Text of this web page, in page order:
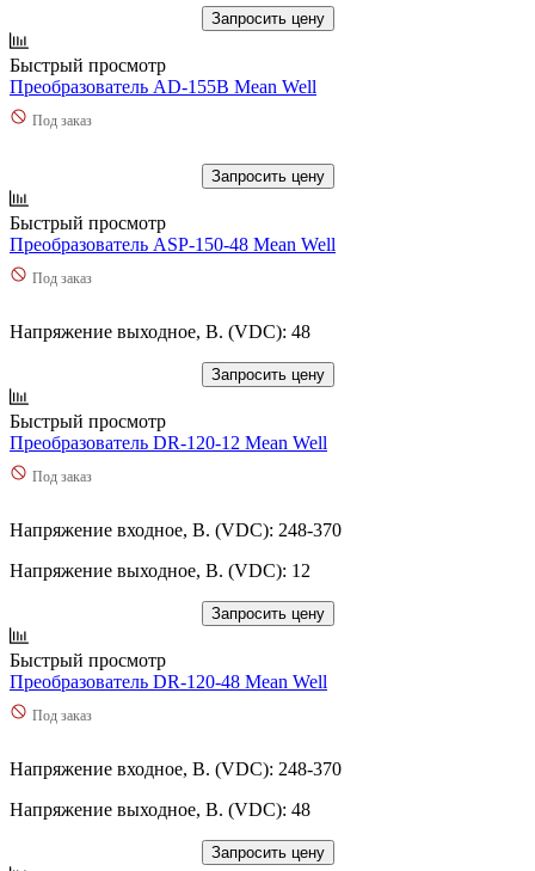
Запросить цену
Быстрый просмотр
Преобразователь AD-155B Mean Well
Под заказ
Запросить цену
Быстрый просмотр
Преобразователь ASP-150-48 Mean Well
Под заказ
Напряжение выходное, В. (VDC): 48
Запросить цену
Быстрый просмотр
Преобразователь DR-120-12 Mean Well
Под заказ
Напряжение входное, В. (VDC): 248-370
Напряжение выходное, В. (VDC): 12
Запросить цену
Быстрый просмотр
Преобразователь DR-120-48 Mean Well
Под заказ
Напряжение входное, В. (VDC): 248-370
Напряжение выходное, В. (VDC): 48
Запросить цену